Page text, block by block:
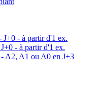
- à partir d'1 ex.
- à partir d'1 ex.
A2, A1 ou A0 en J+3